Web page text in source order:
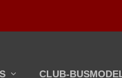
CLUB-